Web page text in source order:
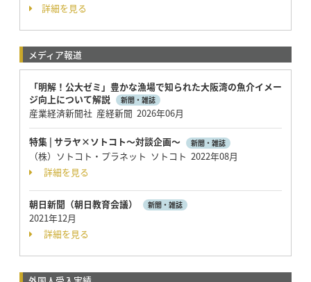
詳細を見る
メディア報道
「明解！公大ゼミ」豊かな漁場で知られた大阪湾の魚介イメー
ジ向上について解説
新聞・雑誌
産業経済新聞社 産経新聞 2026年06月
特集 | サラヤ×ソトコト～対談企画～ 新聞・雑誌
（株）ソトコト・プラネット ソトコト 2022年08月
詳細を見る
朝日新聞（朝日教育会議） 新聞・雑誌
2021年12月
詳細を見る